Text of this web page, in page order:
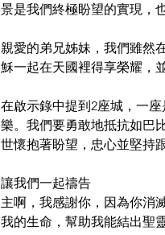
景是我們終極盼望的實現，
親愛的弟兄姊妹，我們雖然
穌一起在天國裡得享榮耀，
在啟示錄中提到2座城，一
樂。我們要勇敢地抵抗如巴
世懷抱著盼望，忠心並堅持
讓我們一起禱告
主啊，我感謝你，因為你消
我的生命，幫助我能結出聖